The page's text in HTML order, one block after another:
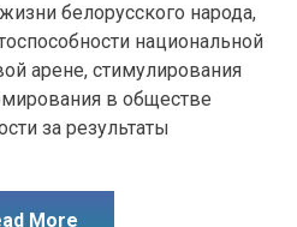
белорусского народа,
национальной
арене, стимулирования
в обществе
за результаты
More